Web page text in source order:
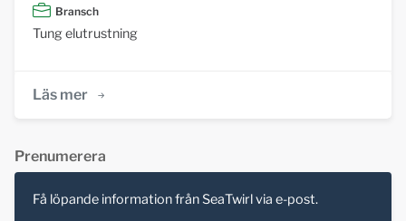
Bransch
Tung elutrustning
Läs mer
Prenumerera
Få löpande information från SeaTwirl via e-post.